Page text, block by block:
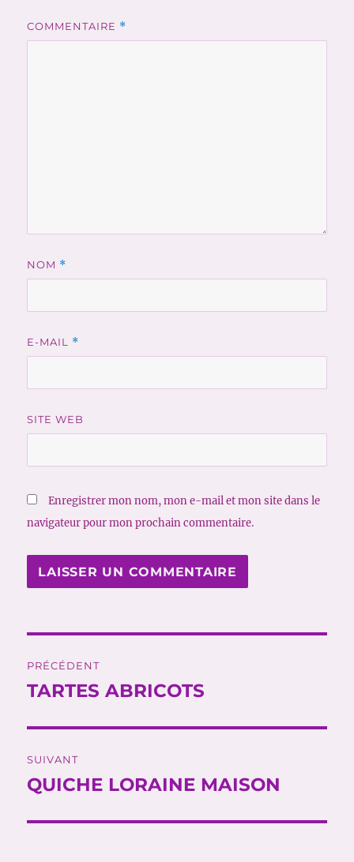
COMMENTAIRE *
NOM *
E-MAIL *
SITE WEB
Enregistrer mon nom, mon e-mail et mon site dans le
navigateur pour mon prochain commentaire.
de
PRÉCÉDENT
Publication
TARTES ABRICOTS
SUIVANT
Publication
QUICHE LORAINE MAISON